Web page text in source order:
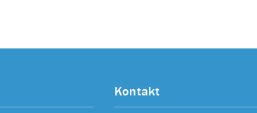
Kontakt